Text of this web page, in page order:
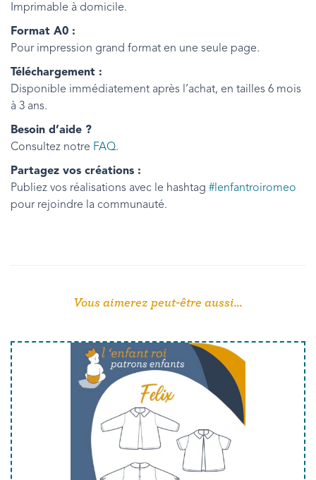
Imprimable à domicile.
Format A0 :
Pour impression grand format en une seule page.
Téléchargement :
Disponible immédiatement après l’achat, en tailles 6 mois
à 3 ans.
Besoin d’aide ?
Consultez notre FAQ.
Partagez vos créations :
Publiez vos réalisations avec le hashtag #lenfantroiromeo
pour rejoindre la communauté.
Vous aimerez peut-être aussi…